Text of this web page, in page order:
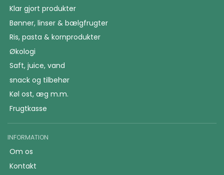
Klar gjort produkter
Bønner, linser & bælgfrugter
Ris, pasta & kornprodukter
Økologi
Saft, juice, vand
snack og tilbehør
Køl ost, æg m.m.
Frugtkasse
INFORMATION
Om os
Kontakt